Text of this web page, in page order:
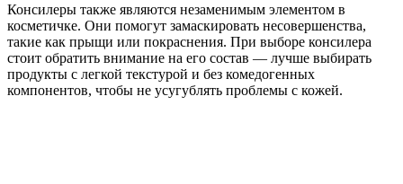
Консилеры также являются незаменимым элементом в
косметичке. Они помогут замаскировать несовершенства,
такие как прыщи или покраснения. При выборе консилера
стоит обратить внимание на его состав — лучше выбирать
продукты с легкой текстурой и без комедогенных
компонентов, чтобы не усугублять проблемы с кожей.